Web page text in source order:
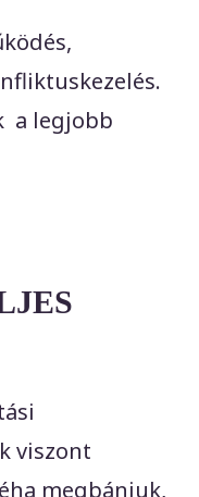
a legjobb
viszont
megbánjuk,